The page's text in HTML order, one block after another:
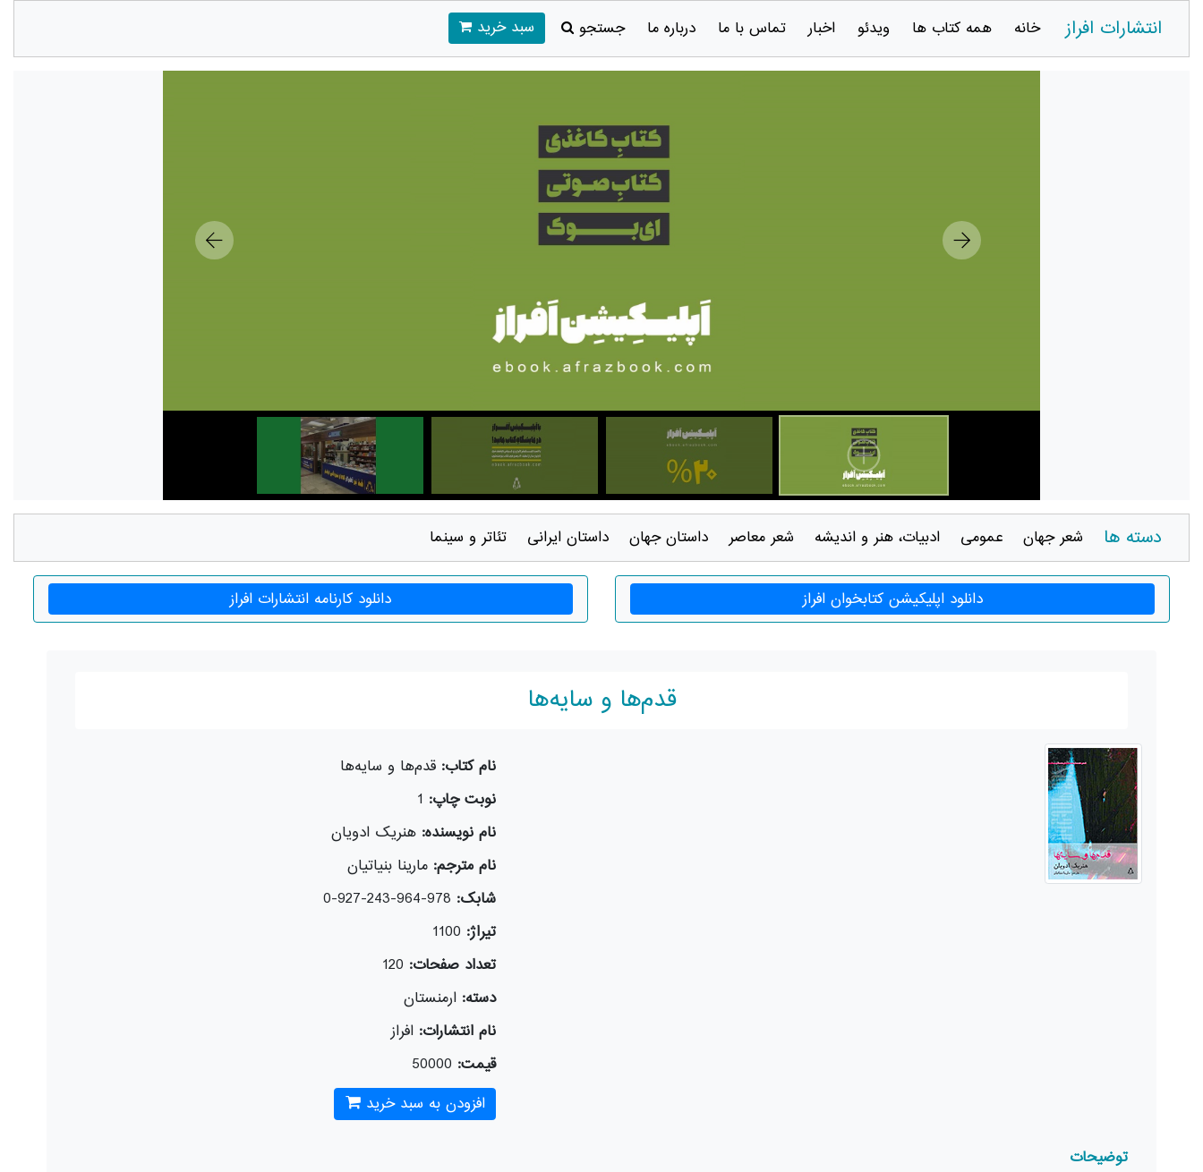
انتشارات افراز خانه همه کتاب ها ویدئو اخبار تماس با ما درباره ما جستجو سبد خرید
دسته ها شعر جهان عمومی ادبيات، هنر و انديشه شعر معاصر داستان جهان داستان ايرانی تئاتر و سينما
دانلود اپلیکیشن کتابخوان افراز دانلود کارنامه انتشارات افراز
قدم‌ها و سایه‌ها
نام کتاب:قدم‌ها و سایه‌ها
نوبت چاپ: 1
نام نویسنده:هنریک ادویان
نام مترجم:مارینا بنیاتیان
شابک: 978-964-243-927-0
تیراژ: 1100
تعداد صفحات: 120
دسته:ارمنستان
نام انتشارات:افراز
قیمت: 50000
افزودن به سبد خرید
توضیحات